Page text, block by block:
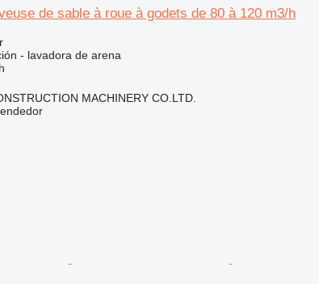
de sable à roue à godets de 80 à 120 m3/h
- lavadora de arena
MACHINERY CO.LTD.